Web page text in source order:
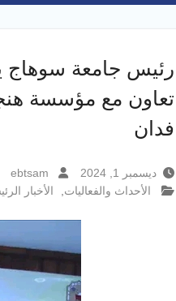
رئيس جامعة سوهاج
فدان
ديسمبر 1, 2024
ebtsam
الأحداث والفعاليات
الأخبار